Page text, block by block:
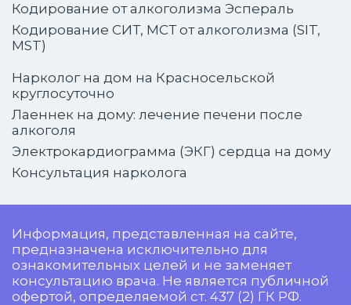
Кодирование от алкоголизма Эспераль
Кодирование СИТ, МСТ от алкоголизма (SIT,
MST)
Нарколог на дом на Красносельской
круглосуточно
Лаеннек на дому: лечение печени после
алкоголя
Электрокардиограмма (ЭКГ) сердца на дому
Консультация нарколога
Информация, представленная на сайте,
предназначена исключительно для
ознакомительных целей и не заменяет
консультацию врача. Не является публичной
офертой, определяемой ст. 437 (2) ГК РФ.